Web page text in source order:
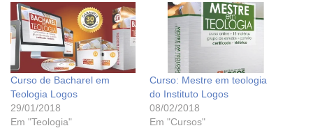
Curso de Bacharel em
Teologia Logos
29/01/2018
Em "Teologia"
Curso: Mestre em teologia
do Instituto Logos
08/02/2018
Em "Cursos"